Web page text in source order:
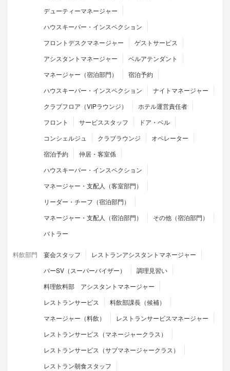
デューティーマネージャー
ハウスキーパー・インスペクション
フロントデスクマネージャー
ゲストサービス
アシスタントマネージャー
ベルアテンダント
マネージャー（宿泊部門）
宿泊予約
ハウスキーパー・インスペクション
ナイトマネージャー
クラブフロア（VIPラウンジ）
ホテル運営責任者
フロント
サービススタッフ
ドア・ベル
コンシェルジュ
クラブラウンジ
オペレーター
宿泊予約
仲居・客室係
ハウスキーパー・インスペクション
マネージャー・支配人（客室部門）
リーダー・チーフ（宿泊部門）
マネージャー・支配人（宿泊部門）
その他（宿泊部門）
バトラー
料飲部門 宴会スタッフ
レストランアシスタントマネージャー
バーSV（スーパーバイザー）
調理見習い
料理飲料部 アシスタントマネージャー
レストランサービス
料飲部課長（候補）
マネージャー（料飲）
レストランサービスマネージャー
レストランサービス（マネージャークラス）
レストランサービス（サブマネージャークラス）
レストラン朝食スタッフ